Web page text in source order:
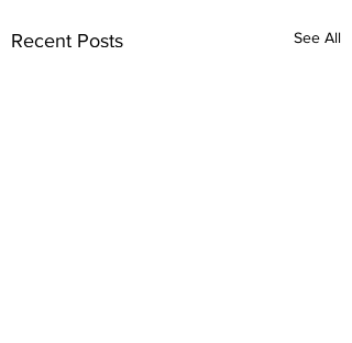
Recent Posts See All